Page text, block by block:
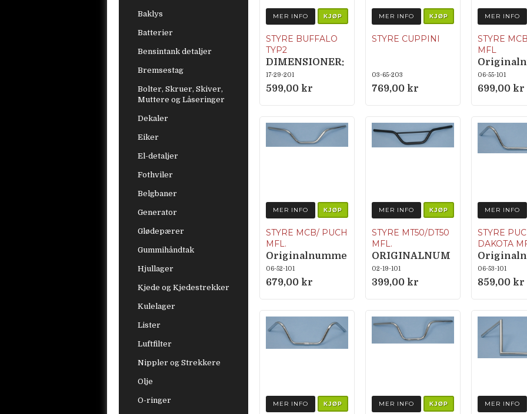
Baklys
Batterier
Bensintank detaljer
Bremsestag
Bolter, Skruer, Skiver,
Muttere og Låseringer
Dekaler
Eiker
El-detaljer
Fothviler
Belgbaner
Generator
Glødepærer
Gummihåndtak
Hjullager
Kjede og Kjedestrekker
Kulelager
Lister
Luftfilter
Nippler og Strekkere
Olje
O-ringer
MER INFO KJØP
STYRE BUFFALO
TYP2
DIMENSIONER:
680×250mm.
Ø=22mm
17-29-201
599,00 kr
MER INFO KJØP
STYRE CUPPINI
03-65-203
769,00 kr
MER INFO
STYRE
MFL
r MCB:
06-55-101
699,00 kr
MER INFO KJØP
STYRE MCB/ PUCH
MFL.
Originalnumme
r MCB: 24864
06-52-101
679,00 kr
MER INFO KJØP
STYRE MT50/DT50
MFL.
ORIGINALNUM
MER 53100-167-
010
02-19-101
399,00 kr
MER INFO
STYRE
DAKOTA
r
06-53-101
859,00 kr
MER INFO KJØP MER INFO KJØP MER INFO